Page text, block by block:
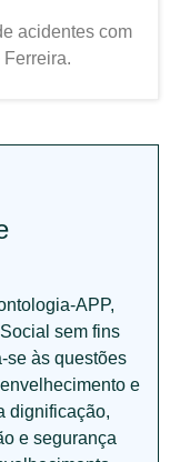
acidentes com
APP,
sem fins
se às questões
e
dignificação,
e segurança